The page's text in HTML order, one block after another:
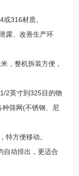
316材质。
露、改善生产环
，整机拆装方便，
2英寸到325目的物
种筛网(不锈钢、尼
特方便移动。
自动排出，更适合